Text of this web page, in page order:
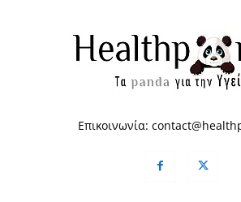
Επικοινωνία: